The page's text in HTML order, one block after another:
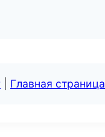
Главная страница